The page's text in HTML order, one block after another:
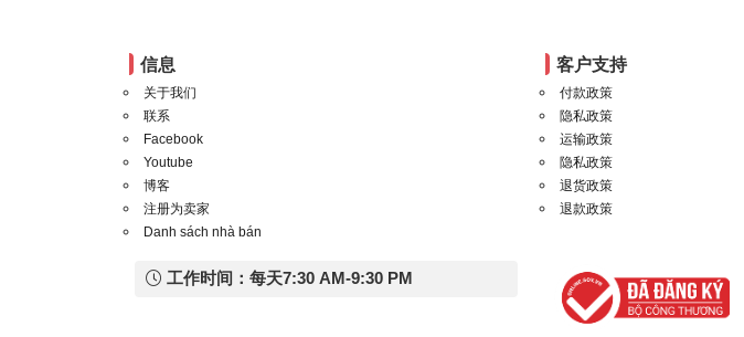
信息
关于我们
联系
Facebook
Youtube
博客
注册为卖家
Danh sách nhà bán
客户支持
付款政策
隐私政策
运输政策
隐私政策
退货政策
退款政策
工作时间：每天7:30 AM-9:30 PM